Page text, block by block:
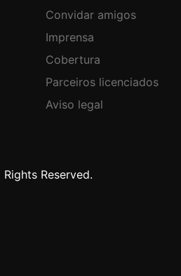
Convidar amigos
Imprensa
Cobertura
Parceiros licenciados
Aviso legal
Reserved.